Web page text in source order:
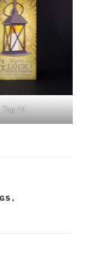
Tag 14
,